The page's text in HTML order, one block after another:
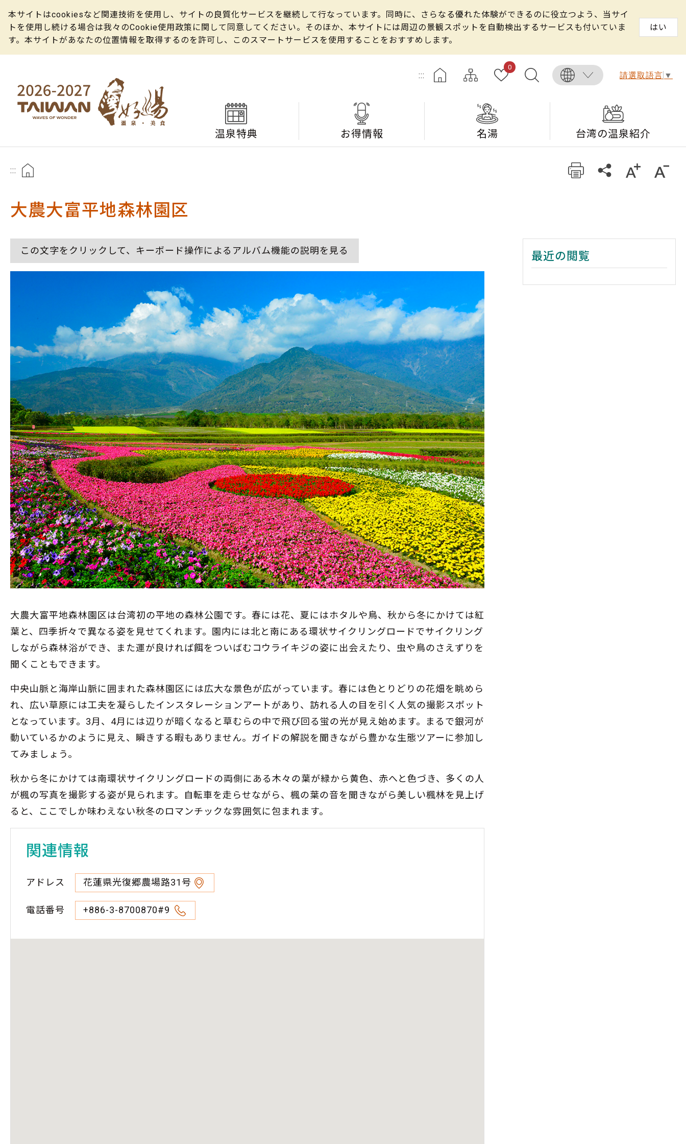
本サイトはcookiesなど関連技術を使用し、サイトの良質化サービスを継続して行なっています。同時に、さらなる優れた体験ができるのに役立つよう、当サイ
トを使用し続ける場合は我々のCookie使用政策に関して同意してください。そのほか、本サイトには周辺の景観スポットを自動検出するサービスも付いていま
す。本サイトがあなたの位置情報を取得するのを許可し、このスマートサービスを使用することをおすすめします。
はい
:::
0
請選取語言 ▼
温泉特典 お得情報 名湯 台湾の温泉紹介
:::
大農大富平地森林園区
この文字をクリックして、キーボード操作によるアルバム機能の説明を見る
大農大富平地森林園区は台湾初の平地の森林公園です。春には花、夏にはホタルや鳥、秋から冬にかけては紅
葉と、四季折々で異なる姿を見せてくれます。園内には北と南にある環状サイクリングロードでサイクリング
しながら森林浴ができ、また運が良ければ餌をついばむコウライキジの姿に出会えたり、虫や鳥のさえずりを
聞くこともできます。
中央山脈と海岸山脈に囲まれた森林園区には広大な景色が広がっています。春には色とりどりの花畑を眺めら
れ、広い草原には工夫を凝らしたインスタレーションアートがあり、訪れる人の目を引く人気の撮影スポット
となっています。3月、4月には辺りが暗くなると草むらの中で飛び回る蛍の光が見え始めます。まるで銀河が
動いているかのように見え、瞬きする暇もありません。ガイドの解説を聞きながら豊かな生態ツアーに参加し
てみましょう。
秋から冬にかけては南環状サイクリングロードの両側にある木々の葉が緑から黄色、赤へと色づき、多くの人
が楓の写真を撮影する姿が見られます。自転車を走らせながら、楓の葉の音を聞きながら美しい楓林を見上げ
ると、ここでしか味わえない秋冬のロマンチックな雰囲気に包まれます。
関連情報
アドレス 花蓮県光復郷農場路31号
電話番号 +886-3-8700870#9
最近の閲覧